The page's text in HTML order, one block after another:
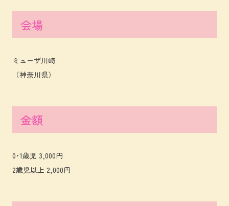
会場
ミューザ川崎
（神奈川県）
金額
0･1歳児 3,000円
2歳児以上 2,000円